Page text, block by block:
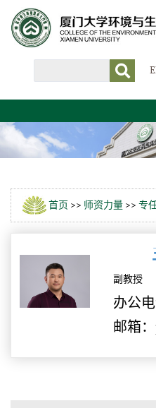
首页 >> 师资力量 >> 专
副教授
办公电
邮箱